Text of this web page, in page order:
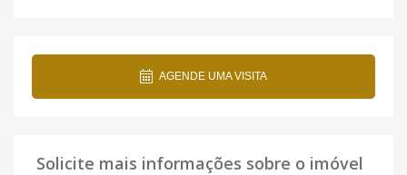
AGENDE UMA VISITA
Solicite mais informações sobre o imóvel